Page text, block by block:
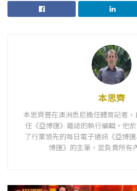
本思齊
本思齊曾在澳洲悉尼擔任體育記者
任《亞博匯》雜誌的執行編輯。他
了行業領先的每日電子通訊《亞博
博匯》的主筆，並負責所有